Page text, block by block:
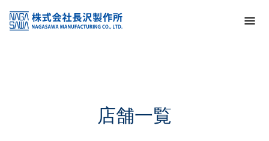
KSS加盟店・取扱店情報
店舗一覧
店舗一覧